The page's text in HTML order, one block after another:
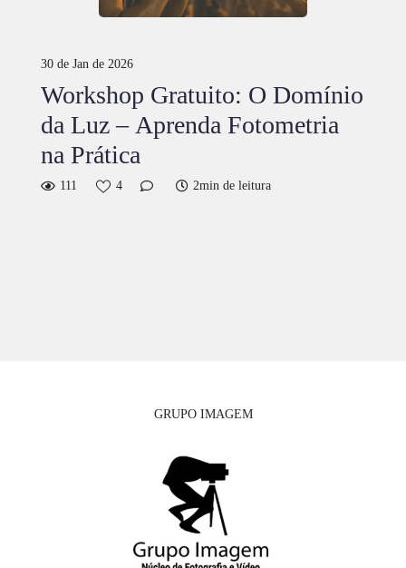
30 de Jan de 2026
Workshop Gratuito: O Domínio
da Luz – Aprenda Fotometria
na Prática
111 4 2min de leitura
GRUPO IMAGEM